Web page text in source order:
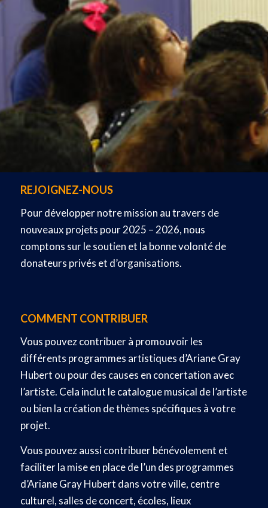
REJOIGNEZ-NOUS
Pour développer notre mission au travers de
nouveaux projets pour 2025 – 2026, nous
comptons sur le soutien et la bonne volonté de
donateurs privés et d’organisations.
COMMENT CONTRIBUER
Vous pouvez contribuer à promouvoir les
différents programmes artistiques d’Ariane Gray
Hubert ou pour des causes en concertation avec
l’artiste. Cela inclut le catalogue musical de l’artiste
ou bien la création de thèmes spécifiques à votre
projet.
Vous pouvez aussi contribuer bénévolement et
faciliter la mise en place de l’un des programmes
d’Ariane Gray Hubert dans votre ville, centre
culturel, salles de concert, écoles, lieux